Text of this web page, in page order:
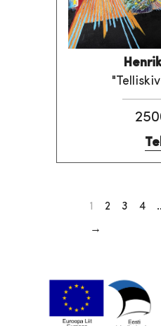
1 2 3 4
→